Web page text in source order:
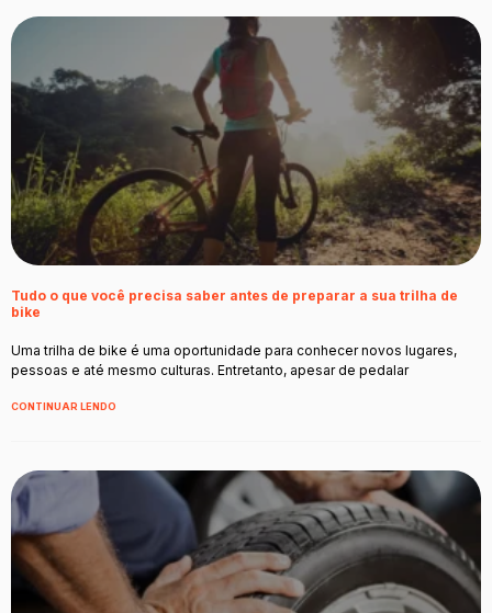
Tudo o que você precisa saber antes de preparar a sua trilha de
bike
Uma trilha de bike é uma oportunidade para conhecer novos lugares,
pessoas e até mesmo culturas. Entretanto, apesar de pedalar
CONTINUAR LENDO